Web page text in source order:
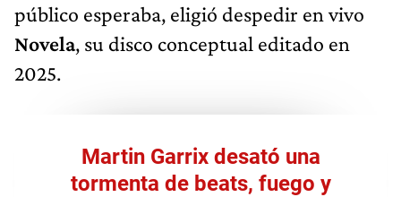
público esperaba, eligió despedir en vivo
Novela, su disco conceptual editado en
2025.
Martin Garrix desató una
tormenta de beats, fuego y